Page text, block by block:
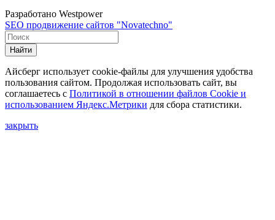
Разработано Westpower
SEO продвижение сайтов "Novatechno"
Найти
Айсберг использует cookie-файлы для улучшения удобства
пользования сайтом. Продолжая использовать сайт, вы
соглашаетесь с Политикой в отношении файлов Сookie и
использованием Яндекс.Метрики для сбора статистики.
закрыть